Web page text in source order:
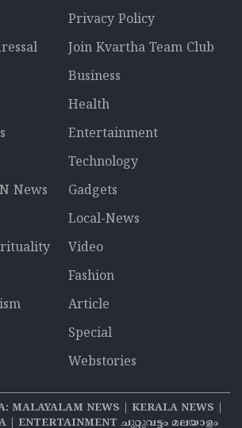
Privacy Policy
Join Kvartha Team Club
Business
Health
Entertainment
Technology
News
Gadgets
Local-News
Video
Fashion
Article
Special
Webstories
MALAYALAM NEWS | KERALA NEWS |
| ENTERTAINMENT ചുറ്റുവട്ടം മലയാളം